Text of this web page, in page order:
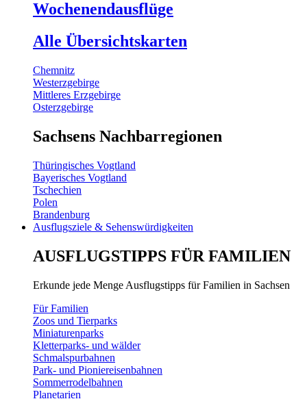
Wochenendausflüge
Alle Übersichtskarten
Chemnitz
Westerzgebirge
Mittleres Erzgebirge
Osterzgebirge
Sachsens Nachbarregionen
Thüringisches Vogtland
Bayerisches Vogtland
Tschechien
Polen
Brandenburg
Ausflugsziele & Sehenswürdigkeiten
AUSFLUGSTIPPS FÜR FAMILIEN
Erkunde jede Menge Ausflugstipps für Familien in Sachsen
Für Familien
Zoos und Tierparks
Miniaturenparks
Kletterparks- und wälder
Schmalspurbahnen
Park- und Pioniereisenbahnen
Sommerrodelbahnen
Planetarien